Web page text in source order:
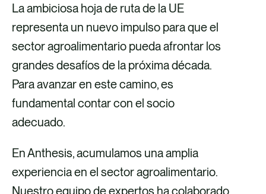
La ambiciosa hoja de ruta de la UE
representa un nuevo impulso para que el
sector agroalimentario pueda afrontar los
grandes desafíos de la próxima década.
Para avanzar en este camino, es
fundamental contar con el socio
adecuado.
En Anthesis, acumulamos una amplia
experiencia en el sector agroalimentario.
Nuestro equipo de expertos ha colaborado